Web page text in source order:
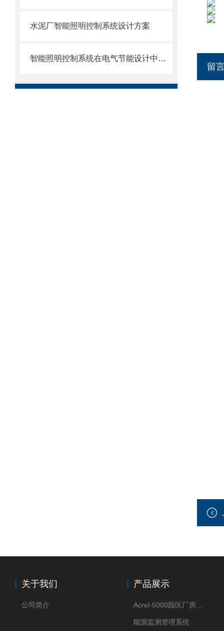
水泥厂智能照明控制系统设计方案
智能照明控制系统在电气节能设计中的应用
留
关于我们
公司简介
产品展示
能源监测管理系统